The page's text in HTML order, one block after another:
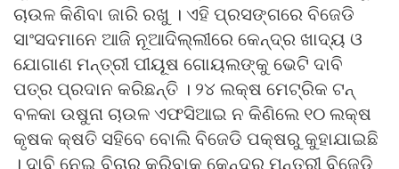
ଚାଉଳ କିଣିବା ଜାରି ରଖୁ । ଏହି ପ୍ରସଙ୍ଗରେ ବିଜେଡି
ସାଂସଦମାନେ ଆଜି ନୂଆଦିଲ୍ଲୀରେ କେନ୍ଦ୍ର ଖାଦ୍ୟ ଓ
ଯୋଗାଣ ମନ୍ତ୍ରୀ ପୀୟୂଷ ଗୋୟଲଙ୍କୁ ଭେଟି ଦାବି
ପତ୍ର ପ୍ରଦାନ କରିଛନ୍ତି । ୨୪ ଲକ୍ଷ ମେଟ୍ରିକ ଟନ୍
ବଳକା ଉଷୁନା ଚାଉଳ ଏଫସିଆଇ ନ କିଣିଲେ ୧୦ ଲକ୍ଷ
କୃଷକ କ୍ଷତି ସହିବେ ବୋଲି ବିଜେଡି ପକ୍ଷରୁ କୁହାଯାଇଛି
। ଦାବି ନେଇ ବିଚାର କରିବାକୁ କେନ୍ଦ୍ର ମନ୍ତ୍ରୀ ବିଜେଡି